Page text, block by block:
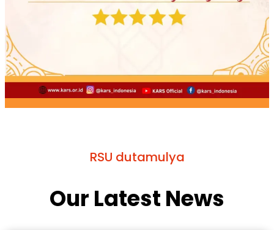
RSU dutamulya
Our Latest News